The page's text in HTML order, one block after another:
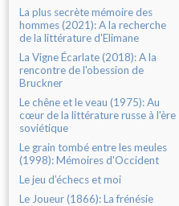
La plus secrète mémoire des
hommes (2021): A la recherche
de la littérature d'Elimane
La Vigne Écarlate (2018): A la
rencontre de l'obession de
Bruckner
Le chêne et le veau (1975): Au
cœur de la littérature russe à l'ère
soviétique
Le grain tombé entre les meules
(1998): Mémoires d'Occident
Le jeu d’échecs et moi
Le Joueur (1866): La frénésie